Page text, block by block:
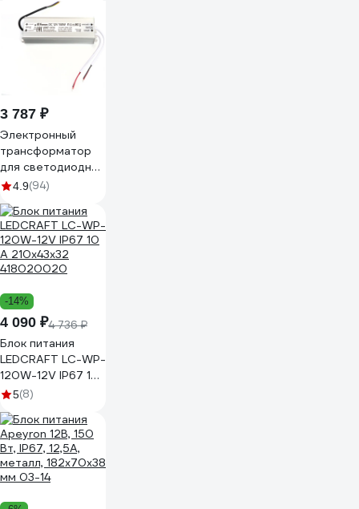
3 787 ₽
Электронный
трансформатор
для светодиодной
ленты FERON
(драйвер), LB007,
48060
4.9(94)
-14%
4 090 ₽4 736 ₽
Блок питания
LEDCRAFT LC-WP-
120W-12V IP67 10
А 210x43x32
5(8)